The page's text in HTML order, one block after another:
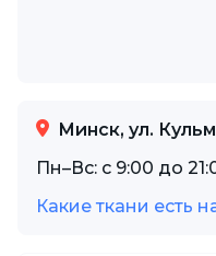
Минск, ул.
Пн–Вс: с 9:00 до
Какие ткани есть